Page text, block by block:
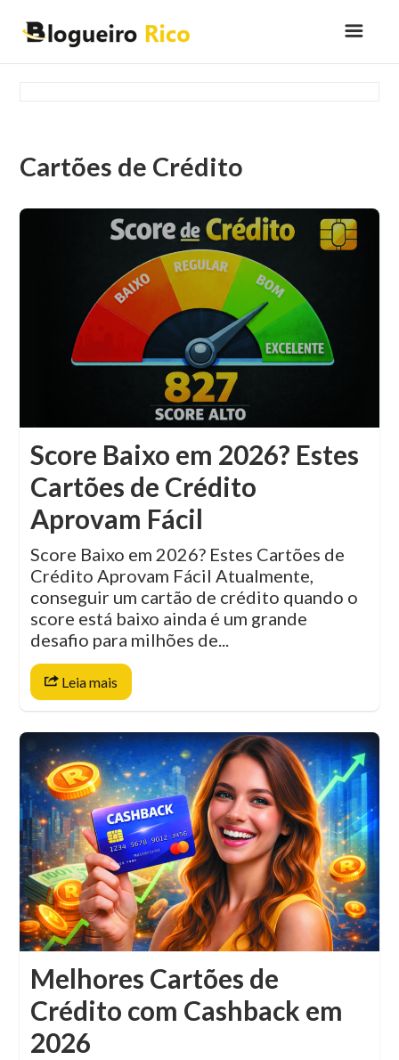
Cartões de Crédito
Score Baixo em 2026? Estes
Cartões de Crédito
Aprovam Fácil
Score Baixo em 2026? Estes Cartões de
Crédito Aprovam Fácil Atualmente,
conseguir um cartão de crédito quando o
score está baixo ainda é um grande
desafio para milhões de...
Leia mais
Melhores Cartões de
Crédito com Cashback em
2026